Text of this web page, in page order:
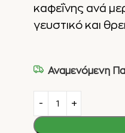
καφεΐνης ανά
γευστικό και
Αναμενόμενη